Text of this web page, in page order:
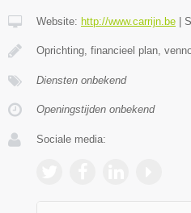
Website: http://www.carrijn.be
Oprichting, financieel plan,
Diensten onbekend
Openingstijden onbekend
Sociale media: